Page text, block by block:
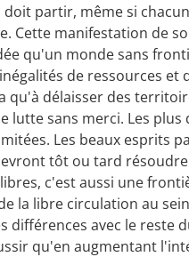
partir, même si
Cette manifestation de
qu'un monde sans
de ressources et
délaisser des
sans merci. Les plus
Les beaux esprits
tôt ou tard
c'est aussi une
la libre circulation au
différences avec le reste
qu'en augmentant